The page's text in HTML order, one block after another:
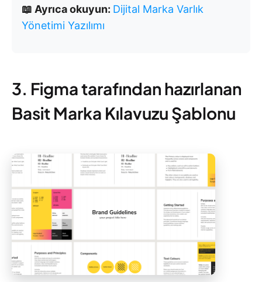
📖 Ayrıca okuyun: Dijital Marka Varlık
Yönetimi Yazılımı
3. Figma tarafından hazırlanan
Basit Marka Kılavuzu Şablonu